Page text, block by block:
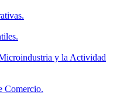
y la Actividad
Comercio.